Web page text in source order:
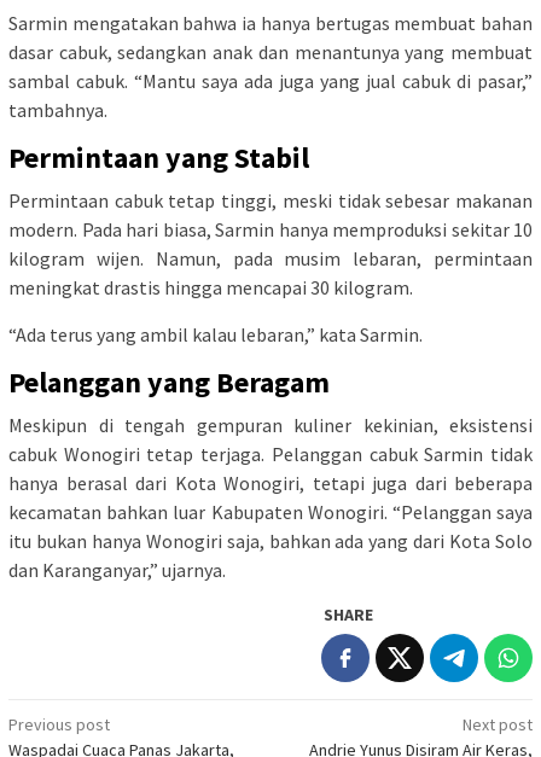
Sarmin mengatakan bahwa ia hanya bertugas membuat bahan
dasar cabuk, sedangkan anak dan menantunya yang membuat
sambal cabuk. “Mantu saya ada juga yang jual cabuk di pasar,”
tambahnya.
Permintaan yang Stabil
Permintaan cabuk tetap tinggi, meski tidak sebesar makanan
modern. Pada hari biasa, Sarmin hanya memproduksi sekitar 10
kilogram wijen. Namun, pada musim lebaran, permintaan
meningkat drastis hingga mencapai 30 kilogram.
“Ada terus yang ambil kalau lebaran,” kata Sarmin.
Pelanggan yang Beragam
Meskipun di tengah gempuran kuliner kekinian, eksistensi
cabuk Wonogiri tetap terjaga. Pelanggan cabuk Sarmin tidak
hanya berasal dari Kota Wonogiri, tetapi juga dari beberapa
kecamatan bahkan luar Kabupaten Wonogiri. “Pelanggan saya
itu bukan hanya Wonogiri saja, bahkan ada yang dari Kota Solo
dan Karanganyar,” ujarnya.
SHARE
Post
Previous post
Waspadai Cuaca Panas Jakarta,
Next post
Andrie Yunus Disiram Air Keras,